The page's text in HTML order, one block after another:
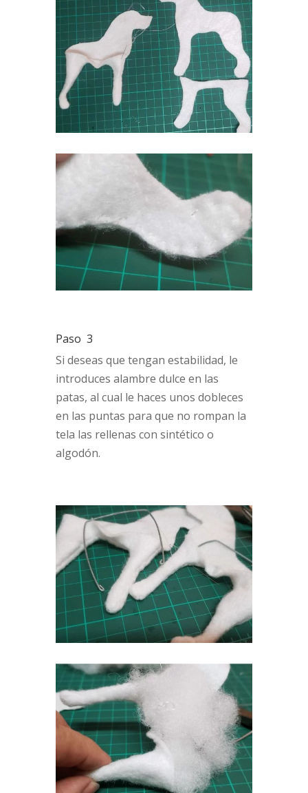
Paso 3
Si deseas que tengan estabilidad, le
introduces alambre dulce en las
patas, al cual le haces unos dobleces
en las puntas para que no rompan la
tela las rellenas con sintético o
algodón.